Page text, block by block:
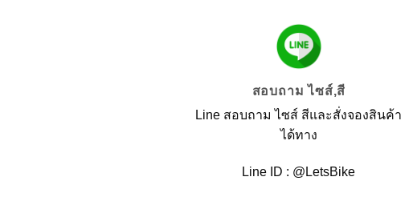
สอบถาม ไซส์,สี
Line สอบถาม ไซส์ สีและสั่งจองสินค้า
ได้ทาง
Line ID : @LetsBike